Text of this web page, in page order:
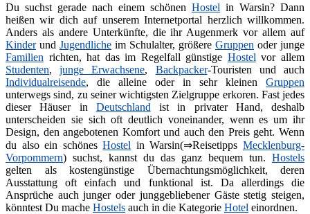
Du suchst gerade nach einem schönen Hostel in Warsin? Dann
heißen wir dich auf unserem Internetportal herzlich willkommen.
Anders als andere Unterkünfte, die ihr Augenmerk vor allem auf
Kinderund Jugendliche im Schulalter, größere Gruppen oder junge
Familien richten, hat das im Regelfall günstige Hostel vor allem
Studenten,junge Erwachsene, Backpacker-Touristen und auch
Individualreisende, die alleine oder in sehr kleinen Gruppen
unterwegs sind, zu seiner wichtigsten Zielgruppe erkoren. Fast jedes
dieser Häuser in Deutschland ist in privater Hand, deshalb
unterscheiden sie sich oft deutlich voneinander, wenn es um ihr
Design, den angebotenen Komfort und auch den Preis geht. Wenn
du also ein schönesHostel in Warsin(⇒ReisetippsMecklenburg-
Vorpommern) suchst, kannst du das ganz bequem tun. Hostels
gelten als kostengünstige Übernachtungsmöglichkeit, deren
Ausstattung oft einfach und funktional ist. Da allerdings die
Ansprüche auch junger oder junggebliebener Gäste stetig steigen,
könntest Du mache Hostels auch in die Kategorie Hotel einordnen.